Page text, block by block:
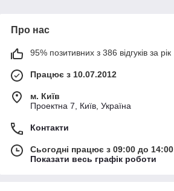
Про нас
95% позитивних з 386 відгуків за рік
Працює з 10.07.2012
м. Київ
Проектна 7, Київ, Україна
Контакти
Сьогодні працює з 09:00 до 14:00
Показати весь графік роботи